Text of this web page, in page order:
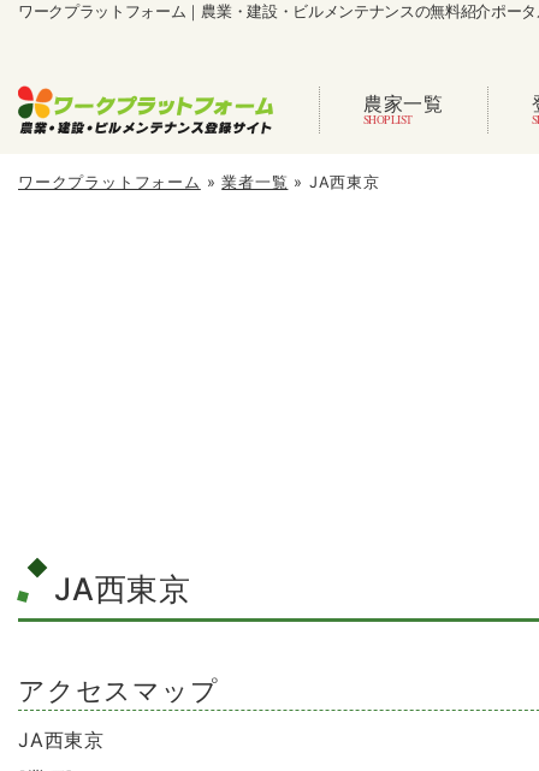
ワークプラットフォーム｜農業・建設・ビルメンテナンスの無料紹介ポー
農家一覧
ワークプラットフォーム »業者一覧 » JA西東京
JA西東京
アクセスマップ
JA西東京